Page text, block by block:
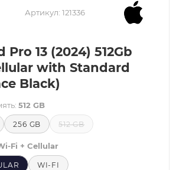
Артикул: 121336
Pro 13 (2024) 512Gb
with Standard
Black)
512 GB
256 GB 512 GB
Fi + Cellular
WI-FI